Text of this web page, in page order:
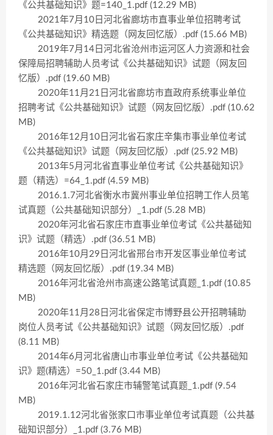
《公共基础知识》题=140_1.pdf (12.29 MB)
2021年7月10日河北省廊坊市直事业单位招聘考试
《公共基础知识》精选题（网友回忆版）.pdf (15.66 MB)
2019年7月14日河北省沧州市运河区人力资源和社会
保障局招聘辅助人员考试《公共基础知识》试题（网友回
忆版）.pdf (19.60 MB)
2020年11月21日河北省廊坊市直政府系统事业单位
招聘考试《公共基础知识》试题（网友回忆版）.pdf (10.62
MB)
2016年12月10日河北省石家庄辛集市事业单位考试
《公共基础知识》试题（网友回忆版）.pdf (25.92 MB)
2013年5月河北省直事业单位考试《公共基础知识》
题（精选）=64_1.pdf (4.59 MB)
2016.1.7河北省衡水市冀州事业单位招聘工作人员笔
试真题（公共基础知识部分）_1.pdf (5.28 MB)
2020年河北省石家庄市直事业单位考试《公共基础知
识》试题（精选）.pdf (36.51 MB)
2016年10月29日河北省邢台市开发区事业单位考试
精选题（网友回忆版）.pdf (19.34 MB)
2016年河北省沧州市高速公路笔试真题_1.pdf (10.85
MB)
2020年11月28日河北省保定市博野县公开招聘辅助
岗位人员考试《公共基础知识》试题（网友回忆版）.pdf
(8.11 MB)
2014年6月河北省唐山市事业单位考试《公共基础知
识》题(精选）=50_1.pdf (3.44 MB)
2016年河北省石家庄市辅警笔试真题_1.pdf (9.54
MB)
2019.1.12河北省张家口市事业单位考试真题（公共基
础知识部分）_1.pdf (3.76 MB)